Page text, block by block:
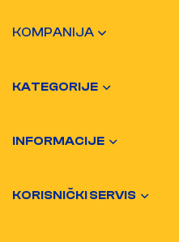
KOMPANIJA
KATEGORIJE
INFORMACIJE
KORISNIČKI SERVIS